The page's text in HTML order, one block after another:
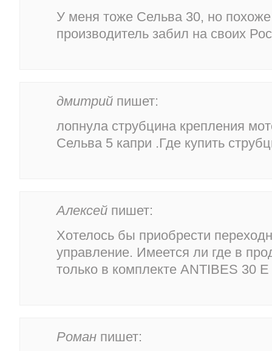
У меня тоже Сельва 30, но
производитель забил на своих
дмитрий пишет:
лопнула струбцина крепления
Сельва 5 капри .Где купить
Алексей пишет:
Хотелось бы приобрести
управление. Имеется ли где в
только в комплекте ANTIBES 30 E
Роман пишет: